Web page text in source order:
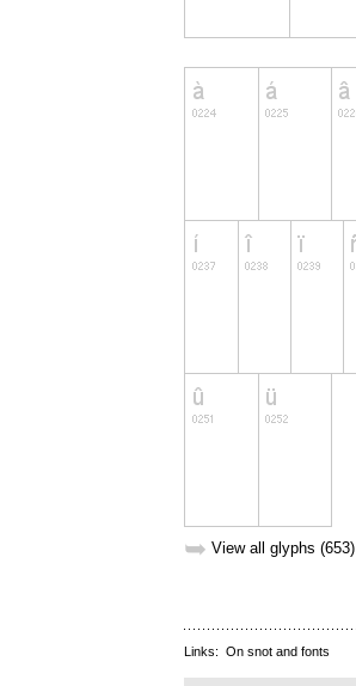
➥ View all glyphs (653)
Links: On snot and fonts